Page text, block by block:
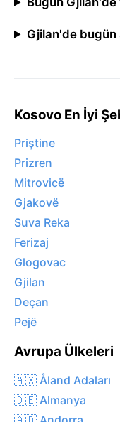
Gjilan'de bugün
Kosovo En İyi
Priştine
Prizren
Mitrovicë
Gjakovë
Suva Reka
Ferizaj
Glogovac
Gjilan
Deçan
Pejë
Avrupa Ülkeleri
🇦🇽 Åland Adaları
🇩🇪 Almanya